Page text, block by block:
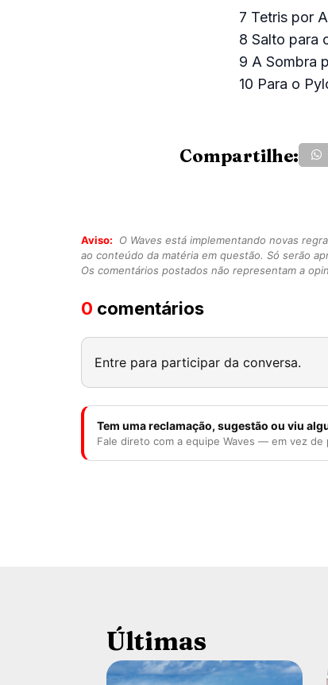
7 Tetris por
8 Salto para
9 A Sombra
10 Para o
Compartilhe:
Aviso:
O Waves está implementando novas
ao conteúdo da matéria em questão. Só serão
Os comentários postados não representam a
0 comentários
Entre para participar da conversa.
Tem uma reclamação, sugestão ou viu
Fale direto com a equipe Waves — em vez
Últimas